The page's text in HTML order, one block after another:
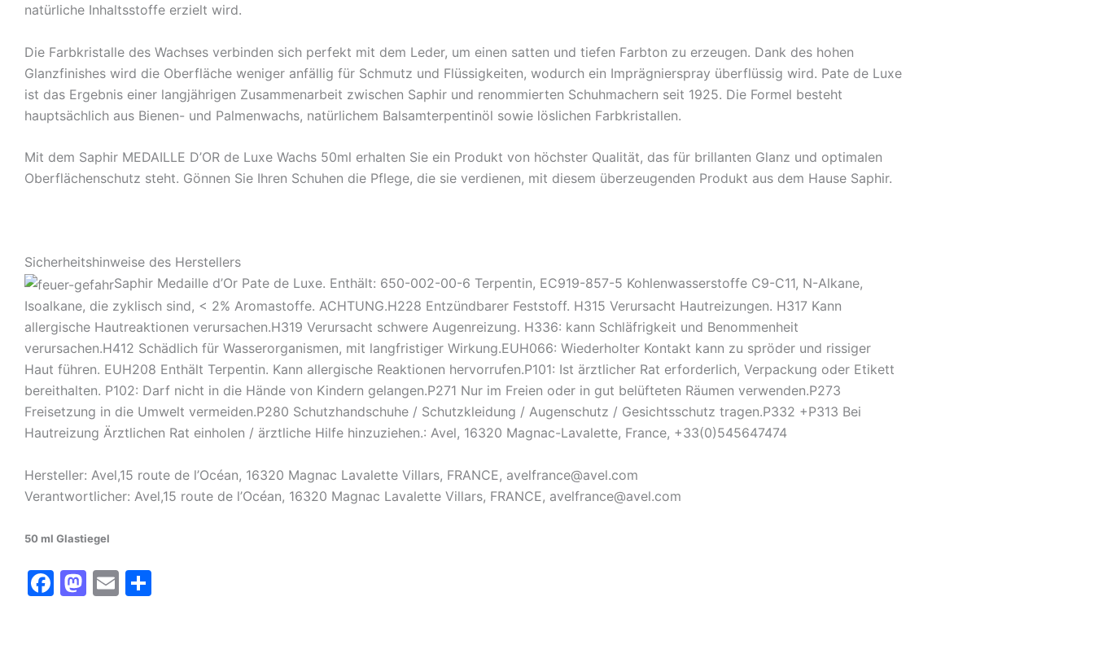
natürliche Inhaltsstoffe erzielt wird.
Die Farbkristalle des Wachses verbinden sich perfekt mit dem Leder, um einen satten und tiefen Farbton zu erzeugen. Dank des hohen
Glanzfinishes wird die Oberfläche weniger anfällig für Schmutz und Flüssigkeiten, wodurch ein Imprägnierspray überflüssig wird. Pate de Luxe
ist das Ergebnis einer langjährigen Zusammenarbeit zwischen Saphir und renommierten Schuhmachern seit 1925. Die Formel besteht
hauptsächlich aus Bienen- und Palmenwachs, natürlichem Balsamterpentinöl sowie löslichen Farbkristallen.
Mit dem Saphir MEDAILLE D’OR de Luxe Wachs 50ml erhalten Sie ein Produkt von höchster Qualität, das für brillanten Glanz und optimalen
Oberflächenschutz steht. Gönnen Sie Ihren Schuhen die Pflege, die sie verdienen, mit diesem überzeugenden Produkt aus dem Hause Saphir.
Sicherheitshinweise des Herstellers
Saphir Medaille d’Or Pate de Luxe. Enthält: 650-002-00-6 Terpentin, EC919-857-5 Kohlenwasserstoffe C9-C11, N-Alkane,
Isoalkane, die zyklisch sind, < 2% Aromastoffe. ACHTUNG.H228 Entzündbarer Feststoff. H315 Verursacht Hautreizungen. H317 Kann
allergische Hautreaktionen verursachen.H319 Verursacht schwere Augenreizung. H336: kann Schläfrigkeit und Benommenheit
verursachen.H412 Schädlich für Wasserorganismen, mit langfristiger Wirkung.EUH066: Wiederholter Kontakt kann zu spröder und rissiger
Haut führen. EUH208 Enthält Terpentin. Kann allergische Reaktionen hervorrufen.P101: Ist ärztlicher Rat erforderlich, Verpackung oder Etikett
bereithalten. P102: Darf nicht in die Hände von Kindern gelangen.P271 Nur im Freien oder in gut belüfteten Räumen verwenden.P273
Freisetzung in die Umwelt vermeiden.P280 Schutzhandschuhe / Schutzkleidung / Augenschutz / Gesichtsschutz tragen.P332 +P313 Bei
Hautreizung Ärztlichen Rat einholen / ärztliche Hilfe hinzuziehen.: Avel, 16320 Magnac-Lavalette, France, +33(0)545647474
Hersteller: Avel,15 route de l’Océan, 16320 Magnac Lavalette Villars, FRANCE, avelfrance@avel.com
Verantwortlicher: Avel,15 route de l’Océan, 16320 Magnac Lavalette Villars, FRANCE, avelfrance@avel.com
50 ml Glastiegel
F
M E